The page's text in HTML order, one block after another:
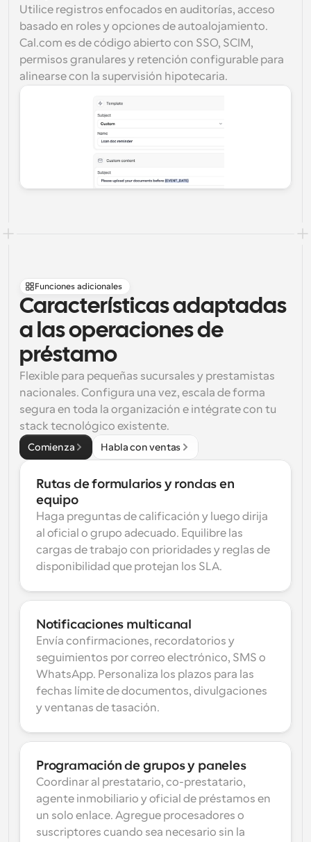
Utilice registros enfocados en auditorías, acceso
basado en roles y opciones de autoalojamiento.
Cal.com es de código abierto con SSO, SCIM,
permisos granulares y retención configurable para
alinearse con la supervisión hipotecaria.
Funciones adicionales
Características adaptadas
a las operaciones de
préstamo
Flexible para pequeñas sucursales y prestamistas
nacionales. Configura una vez, escala de forma
segura en toda la organización e intégrate con tu
stack tecnológico existente.
Comienza Habla con ventas
Rutas de formularios y rondas en
equipo
Haga preguntas de calificación y luego dirija
al oficial o grupo adecuado. Equilibre las
cargas de trabajo con prioridades y reglas de
disponibilidad que protejan los SLA.
Notificaciones multicanal
Envía confirmaciones, recordatorios y
seguimientos por correo electrónico, SMS o
WhatsApp. Personaliza los plazos para las
fechas límite de documentos, divulgaciones
y ventanas de tasación.
Programación de grupos y paneles
Coordinar al prestatario, co-prestatario,
agente inmobiliario y oficial de préstamos en
un solo enlace. Agregue procesadores o
suscriptores cuando sea necesario sin la